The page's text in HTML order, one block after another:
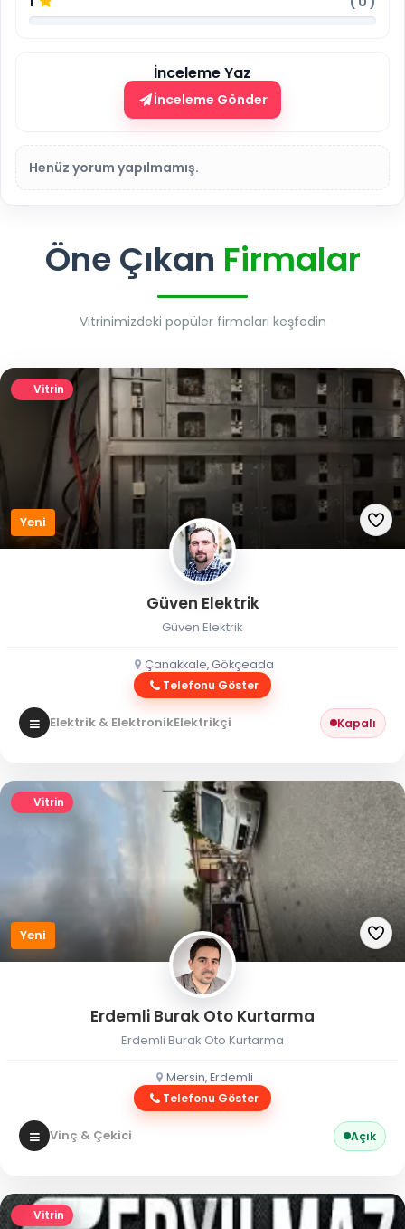
İnceleme Yaz
İnceleme Gönder
Henüz yorum yapılmamış.
Öne Çıkan Firmalar
Vitrinimizdeki popüler firmaları keşfedin
Vitrin
Yeni
Güven Elektrik
Güven Elektrik
Çanakkale, Gökçeada
Telefonu Göster
Elektrik & ElektronikElektrikçi Kapalı
Vitrin
Yeni
Erdemli Burak Oto Kurtarma
Erdemli Burak Oto Kurtarma
Mersin, Erdemli
Telefonu Göster
Vinç & Çekici Açık
Vitrin